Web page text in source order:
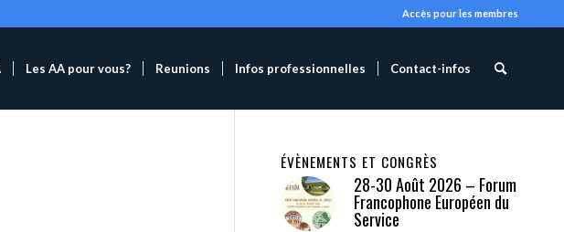
Accès pour les membres
Les AA pour vous? Reunions Infos professionnelles Contact-infos
ÉVÈNEMENTS ET CONGRÈS
28-30 Août 2026 – Forum
Francophone Européen du
Service